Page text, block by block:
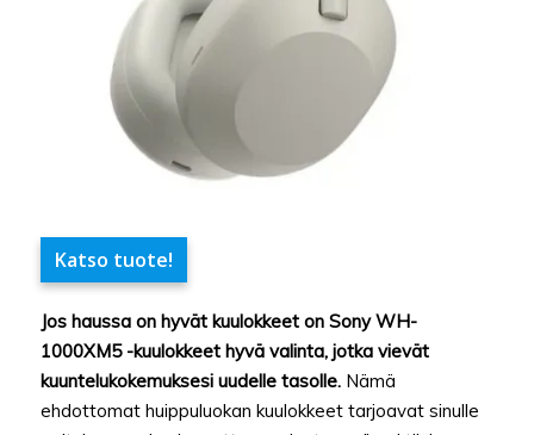
Katso tuote!
Jos haussa on hyvät kuulokkeet on Sony WH-
1000XM5 -kuulokkeet hyvä valinta, jotka vievät
kuuntelukokemuksesi uudelle tasolle. Nämä
ehdottomat huippuluokan kuulokkeet tarjoavat sinulle